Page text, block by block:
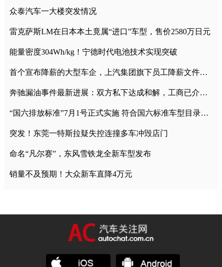
众泰汽车一大楼突发情况
雷克萨斯LM在日本本土竟属“进口”车型，售价2580万日元
能量密度304Wh/kg！宁德时代电池技术实现突破
首个宣布降薪的大型车企，上汽集团旗下员工降薪文件曝光
奔驰漏油事件最新进展：双方私下达成和解，工商已介入调查
“国六排放标准”7月1号正式实施 符合国六标准车型目录一览
突发！东莞一特斯拉疑失控连撞多车冲毁店门
命名“凡尔赛”，东风雪铁龙全新车型发布
销量不及预期！大众新车直降4万元